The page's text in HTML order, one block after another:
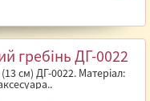
гребінь ДГ-0022
см) ДГ-0022. Матеріал: